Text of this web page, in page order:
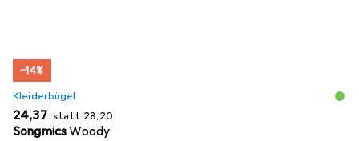
−14%
Kleiderbügel
EUR
24,37 statt EUR
28,20
SongmicsWoody